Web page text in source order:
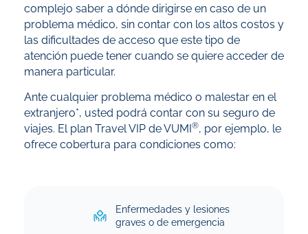
complejo saber a dónde dirigirse en caso de un
problema médico, sin contar con los altos costos y
las dificultades de acceso que este tipo de
atención puede tener cuando se quiere acceder de
manera particular.
Ante cualquier problema médico o malestar en el
extranjero*, usted podrá contar con su seguro de
viajes. El plan Travel VIP de VUMI ®, por ejemplo, le
ofrece cobertura para condiciones como:
Enfermedades y lesiones
graves o de emergencia